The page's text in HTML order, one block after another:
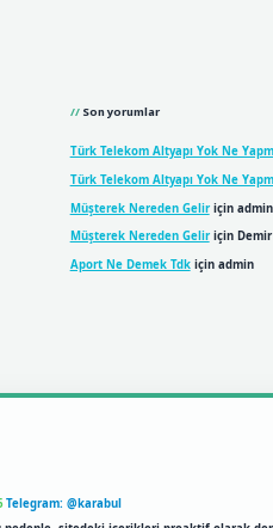
Son yorumlar
Türk Telekom Altyapı Yok Ne
Türk Telekom Altyapı Yok Ne
Müşterek Nereden Geliriçin admin
Müşterek Nereden Geliriçin Demir
Aport Ne Demek Tdkiçin admin
Telegram: @karabul